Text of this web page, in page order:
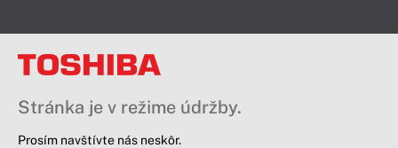
Stránka je v režime údržby.
Prosím navštívte nás neskôr.